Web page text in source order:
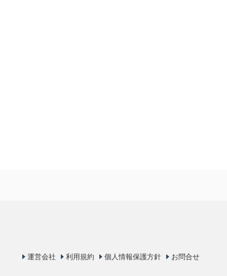
運営会社 利用規約 個人情報保護方針 お問合せ